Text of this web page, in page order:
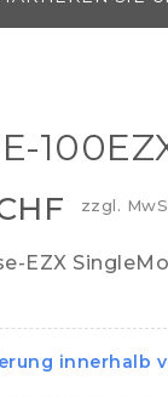
zzgl.
EZX
innerhalb